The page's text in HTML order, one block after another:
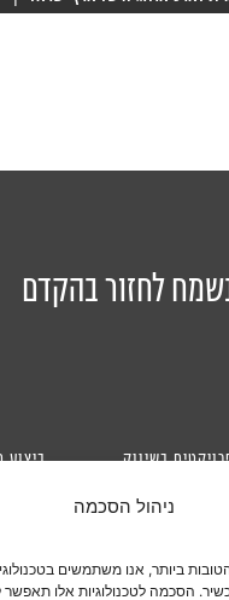
ניהול הסכמה
הסכמה לטכנולוגיות אלו תאפשר
לחזור בהקדם
בשיווק
פרויקטים מאוכלסים
ירוקים
ביצוע
שימור